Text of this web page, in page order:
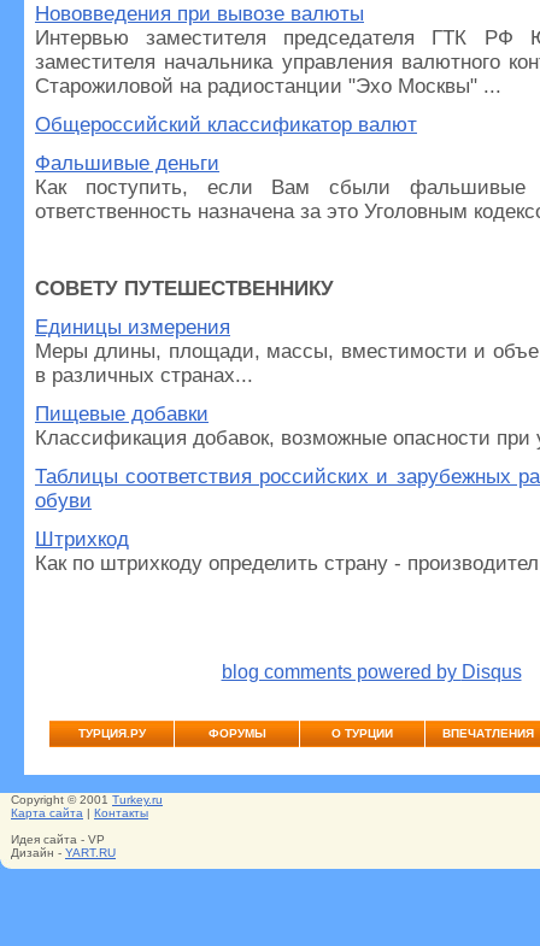
Нововведения при вывозе валюты
Интервью заместителя председателя ГТК РФ
заместителя начальника управления валютного
Старожиловой на радиостанции "Эхо Москвы" ...
Общероссийский классификатор валют
Фальшивые деньги
Как поступить, если Вам сбыли фальшивые
ответственность назначена за это Уголовным
СОВЕТУ ПУТЕШЕСТВЕННИКУ
Единицы измерения
Меры длины, площади, массы, вместимости и
в различных странах...
Пищевые добавки
Классификация добавок, возможные опасности при
Таблицы соответствия российских и зарубежных
обуви
Штрихкод
Как по штрихкоду определить страну -
blog comments powered by Disqus
ТУРЦИЯ.РУ ФОРУМЫ О ТУРЦИИ ВПЕЧАТЛЕНИЯ
Copyright © 2001 Turkey.ru
Карта сайта | Контакты
Идея сайта - VP
Дизайн - YART.RU